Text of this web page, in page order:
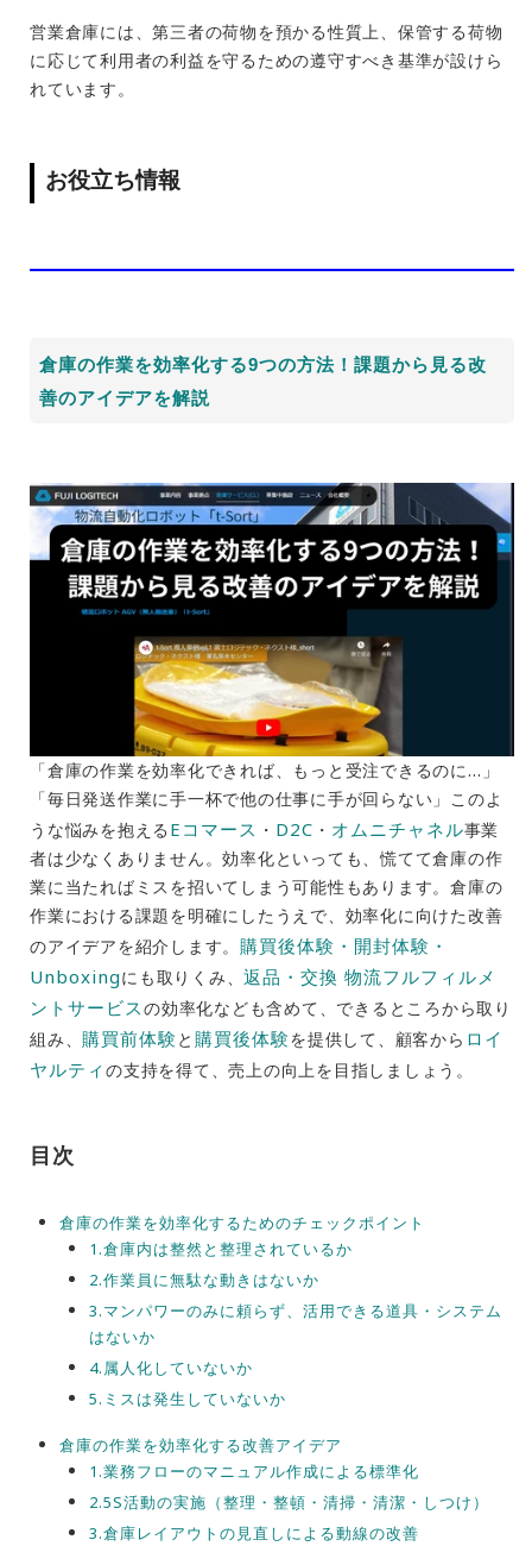
営業倉庫には、第三者の荷物を預かる性質上、保管する荷物
に応じて利用者の利益を守るための遵守すべき基準が設けら
れています。
お役立ち情報
倉庫の作業を効率化する9つの方法！課題から見る改
善のアイデアを解説
「倉庫の作業を効率化できれば、もっと受注できるのに…」
「毎日発送作業に手一杯で他の仕事に手が回らない」このよ
うな悩みを抱える Eコマース ・ D2C ・ オムニチャネル事業
者は少なくありません。効率化といっても、慌てて倉庫の作
業に当たればミスを招いてしまう可能性もあります。倉庫の
作業における課題を明確にしたうえで、効率化に向けた改善
のアイデアを紹介します。 購買後体験・開封体験・
Unboxingにも取りくみ、返品・交換 物流フルフィルメ
ントサービスの効率化なども含めて、できるところから取り
組み、購買前体験 と 購買後体験を提供して、顧客から ロイ
ヤルティ の支持を得て、売上の向上を目指しましょう。
目次
倉庫の作業を効率化するためのチェックポイント
1.倉庫内は整然と整理されているか
2.作業員に無駄な動きはないか
3.マンパワーのみに頼らず、活用できる道具・システム
はないか
4.属人化していないか
5.ミスは発生していないか
倉庫の作業を効率化する改善アイデア
1.業務フローのマニュアル作成による標準化
2.5S活動の実施（整理・整頓・清掃・清潔・しつけ）
3.倉庫レイアウトの見直しによる動線の改善